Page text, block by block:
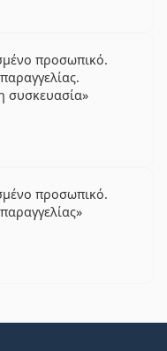
προσωπικό.
συσκευασία
προσωπικό.